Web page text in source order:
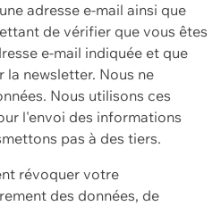
adresse e-mail ainsi que
de vérifier que vous êtes
e-mail indiquée et que
newsletter. Nous ne
Nous utilisons ces
l'envoi des informations
pas à des tiers.
révoquer votre
des données, de